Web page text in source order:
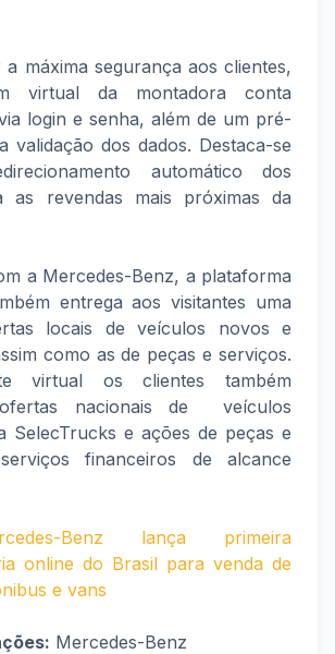
a máxima segurança aos clientes,
virtual da montadora conta
login e senha, além de um pré-
validação dos dados. Destaca-se
automático dos
as revendas mais próximas da
a Mercedes-Benz, a plataforma
entrega aos visitantes uma
locais de veículos novos e
como as de peças e serviços.
virtual os clientes também
nacionais de veículos
SelecTrucks e ações de peças e
financeiros de alcance
Benz lança primeira
online do Brasil para venda de
e vans
Mercedes-Benz